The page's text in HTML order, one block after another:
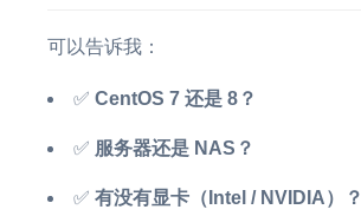
可以告诉我：
✅ CentOS 7 还是 8？
✅ 服务器还是 NAS？
✅ 有没有显卡（Intel / NVIDIA）？